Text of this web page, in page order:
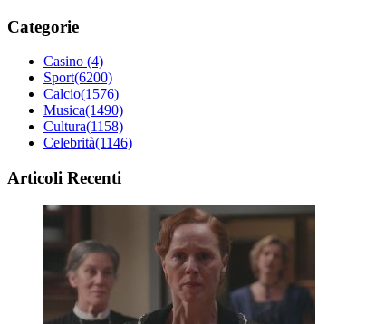
Categorie
Casino (4)
Sport(6200)
Calcio(1576)
Musica(1490)
Cultura(1158)
Celebrità(1146)
Articoli Recenti